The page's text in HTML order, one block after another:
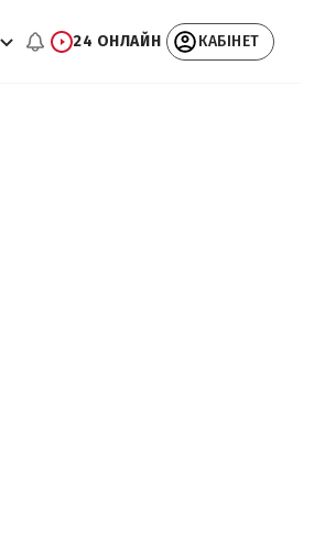
24 ОНЛАЙН КАБІНЕТ